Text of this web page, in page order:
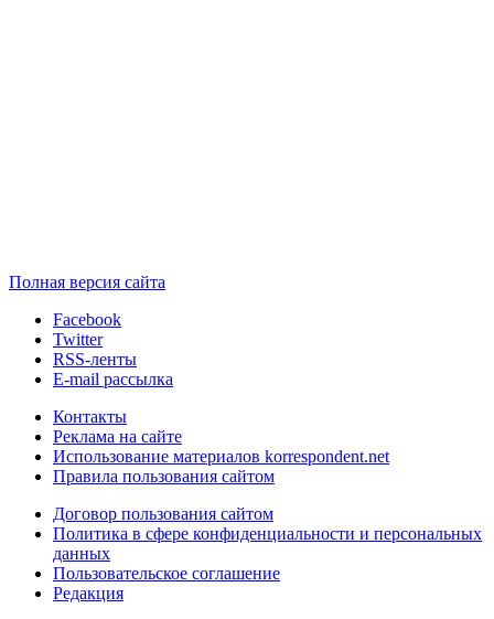
Полная версия сайта
Facebook
Twitter
RSS-ленты
E-mail рассылка
Контакты
Реклама на сайте
Использование материалов korrespondent.net
Правила пользования сайтом
Договор пользования сайтом
Политика в сфере конфиденциальности и персональных
данных
Пользовательское соглашение
Редакция